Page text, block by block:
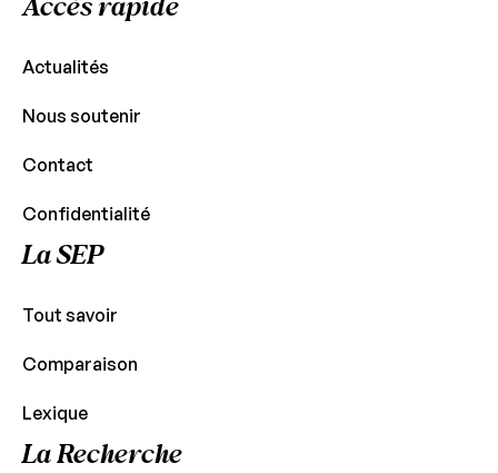
Actualités
Nous soutenir
Contact
Confidentialité
La SEP
Tout savoir
Comparaison
Lexique
La Recherche